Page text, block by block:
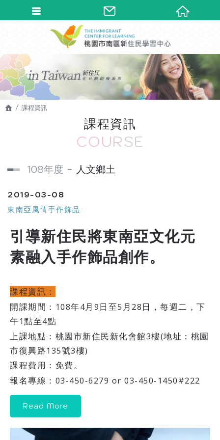
課程資訊
課程資訊
COURSE
108年度 人文鄉土
2019-03-08
東南亞風情手作飾品
引導新住民將東南亞文化元
素融入手作飾品創作。
課程資訊：
開課期間：108年4月9日至5月28日，每週二，下
午1點至4點
上課地點：桃園市新住民新化會館3樓(地址：桃園
市復興路135號3樓)
課程費用：免費。
報名專線：03-450-6279 or 03-450-1450#222
Read More